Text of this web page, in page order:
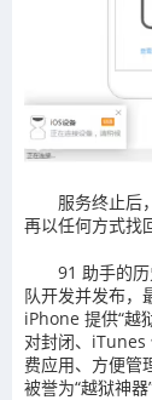
服务终止后
再以任何方式找
91 助手的
队开发并发布，
iPhone 提供“越
对封闭、iTunes
费应用、方便管
被誉为“越狱神器”